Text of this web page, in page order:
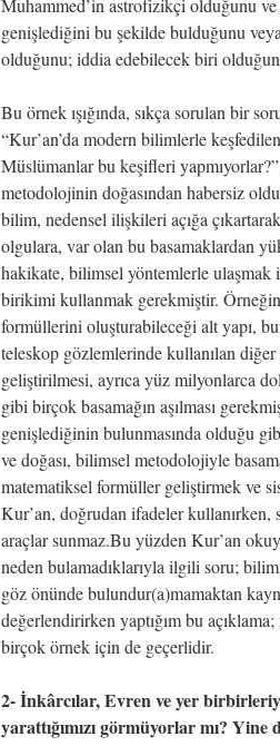
Muhammed’in astrofizikçi olduğunu ve
genişlediğini bu şekilde bulduğunu
olduğunu; iddia edebilecek biri
Bu örnek ışığında, sıkça sorulan bir
“Kur’an’da modern bilimlerle
Müslümanlar bu keşifleri
metodolojinin doğasından habersiz
bilim, nedensel ilişkileri açığa
olgulara, var olan bu basamaklardan
hakikate, bilimsel yöntemlerle ulaşmak
birikimi kullanmak gerekmiştir.
formüllerini oluşturabileceği alt yapı,
teleskop gözlemlerinde kullanılan
geliştirilmesi, ayrıca yüz milyonlarca
gibi birçok basamağın aşılması
genişlediğinin bulunmasında olduğu
ve doğası, bilimsel metodolojiyle
matematiksel formüller geliştirmek ve
Kur’an, doğrudan ifadeler
araçlar sunmaz.Bu yüzden Kur’an
neden bulamadıklarıyla ilgili soru;
göz önünde bulundur(a)mamaktan
değerlendirirken yaptığım bu
birçok örnek için de geçerlidir.
2- İnkârcılar, Evren ve yer
yarattığımızı görmüyorlar mı?